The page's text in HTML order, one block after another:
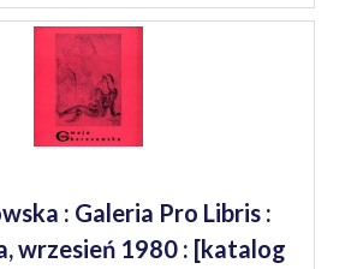
: Galeria Pro Libris :
wrzesień 1980 : [katalog